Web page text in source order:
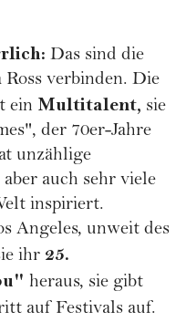
Das sind die
verbinden. Die
ein Multitalent, sie
der 70er-Jahre
unzählige
auch sehr viele
inspiriert.
Angeles, unweit des
ihr 25.
heraus, sie gibt
auf Festivals auf.